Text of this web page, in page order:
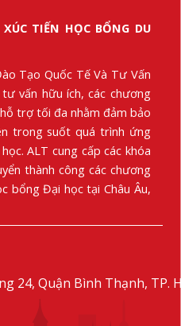
TIẾN HỌC BỔNG DU
Tạo Quốc Tế Và Tư Vấn
vấn hữu ích, các chương
trợ tối đa nhằm đảm bảo
trong suốt quá trình ứng
ALT cung cấp các khóa
thành công các chương
bổng Đại học tại Châu Âu,
24, Quận Bình Thạnh, TP.